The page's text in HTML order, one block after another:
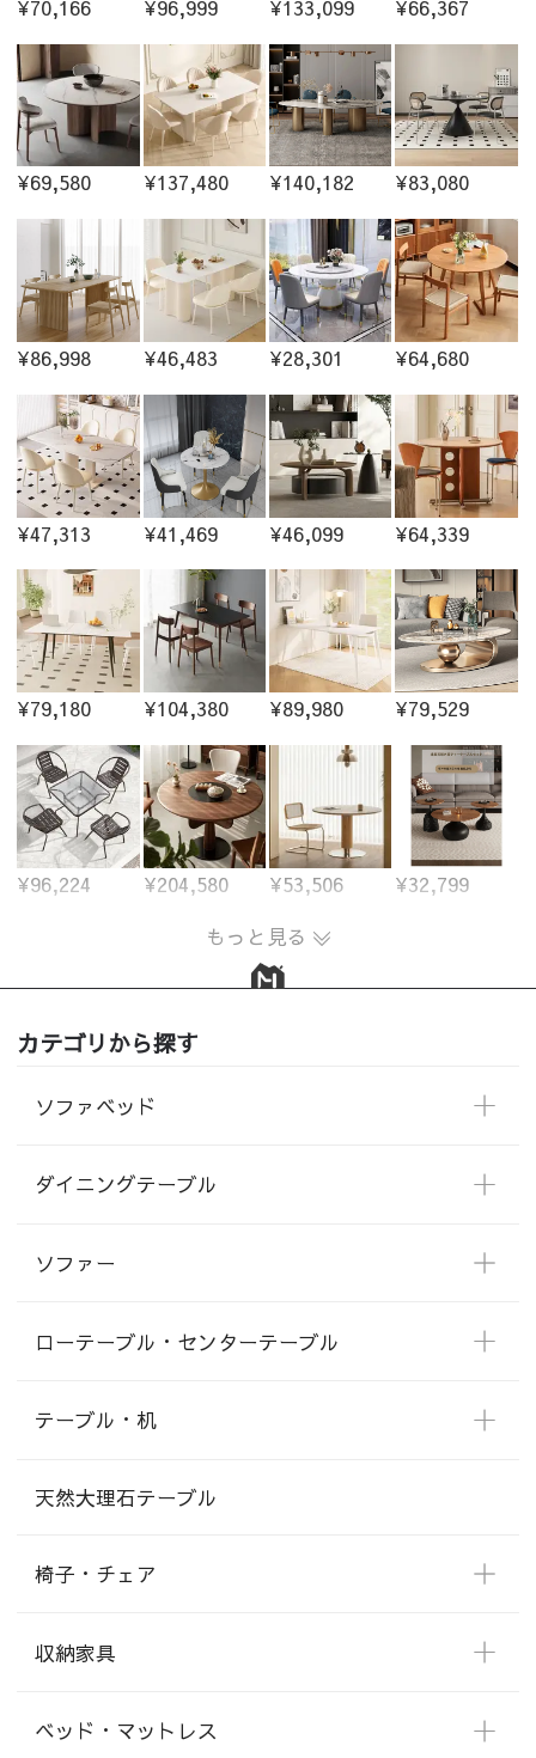
¥70,166 ¥96,999 ¥133,099 ¥66,367
¥69,580 ¥137,480 ¥140,182 ¥83,080
¥86,998 ¥46,483 ¥28,301 ¥64,680
¥47,313 ¥41,469 ¥46,099 ¥64,339
¥79,180 ¥104,380 ¥89,980 ¥79,529
¥96,224 ¥204,580 ¥53,506
¥32,799
もっと見る
カテゴリから探す
ソファベッド
ダイニングテーブル
ソファー
ローテーブル・センターテーブル
テーブル・机
天然大理石テーブル
椅子・チェア
収納家具
ベッド・マットレス